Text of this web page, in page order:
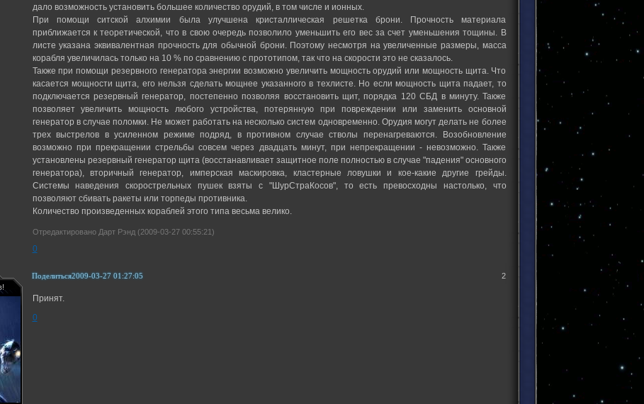
дало возможность установить большее количество орудий, в том числе и ионных.
При помощи ситской алхимии была улучшена кристаллическая решетка брони. Прочность материала
приближается к теоретической, что в свою очередь позволило уменьшить его вес за счет уменьшения тощины. В
листе указана эквивалентная прочность для обычной брони. Поэтому несмотря на увеличенные размеры, масса
корабля увеличилась только на 10 % по сравнению с прототипом, так что на скорости это не сказалось.
Также при помощи резервного генератора энергии возможно увеличить мощность орудий или мощность щита. Что
касается мощности щита, его нельзя сделать мощнее указанного в техлисте. Но если мощность щита падает, то
подключается резервный генератор, постепенно позволяя восстановить щит, порядка 120 СБД в минуту. Также
позволяет увеличить мощность любого устройства, потерянную при повреждении или заменить основной
генератор в случае поломки. Не может работать на несколько систем одновременно. Орудия могут делать не более
трех выстрелов в усиленном режиме подряд, в противном случае стволы перенагреваются. Возобновление
возможно при прекращении стрельбы совсем через двадцать минут, при непрекращении - невозможно. Также
установлены резервный генератор щита (восстанавливает защитное поле полностью в случае "падения" основного
генератора), вторичный генератор, имперская маскировка, кластерные ловушки и кое-какие другие грейды.
Системы наведения скорострельных пушек взяты с "ШурСтраКосов", то есть превосходны настолько, что
позволяют сбивать ракеты или торпеды противника.
Количество произведенных кораблей этого типа весьма велико.
Отредактировано Дарт Рэнд (2009-03-27 00:55:21)
0
Поделиться 2
2009-03-27 01:27:05
Принят.
0